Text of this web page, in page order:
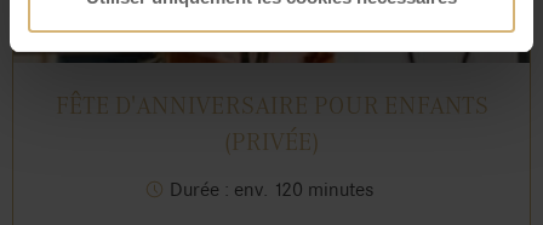
FÊTE D'ANNIVERSAIRE POUR ENFANTS
(PRIVÉE)
Durée : env. 120 minutes